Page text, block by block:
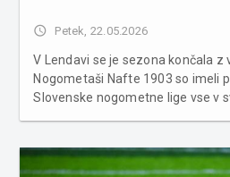
access_time Petek, 22.05.2026
V Lendavi se je sezona končala z
Nogometaši Nafte 1903 so imeli
Slovenske nogometne lige vse v
je ob zmagi Bri...